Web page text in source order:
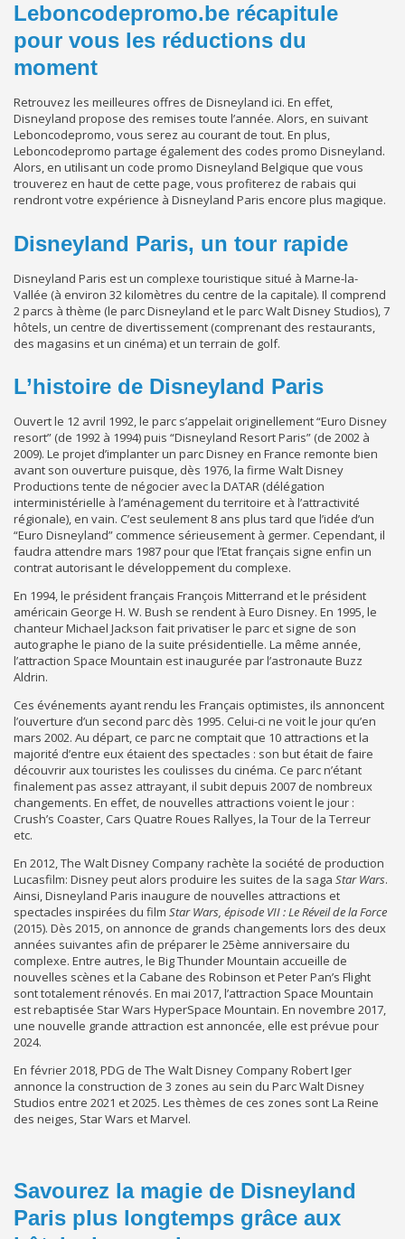
Leboncodepromo.be récapitule
pour vous les réductions du
moment
Retrouvez les meilleures offres de Disneyland ici. En effet,
Disneyland propose des remises toute l’année. Alors, en suivant
Leboncodepromo, vous serez au courant de tout. En plus,
Leboncodepromo partage également des codes promo Disneyland.
Alors, en utilisant un code promo Disneyland Belgique que vous
trouverez en haut de cette page, vous profiterez de rabais qui
rendront votre expérience à Disneyland Paris encore plus magique.
Disneyland Paris, un tour rapide
Disneyland Paris est un complexe touristique situé à Marne-la-
Vallée (à environ 32 kilomètres du centre de la capitale). Il comprend
2 parcs à thème (le parc Disneyland et le parc Walt Disney Studios), 7
hôtels, un centre de divertissement (comprenant des restaurants,
des magasins et un cinéma) et un terrain de golf.
L’histoire de Disneyland Paris
Ouvert le 12 avril 1992, le parc s’appelait originellement “Euro Disney
resort” (de 1992 à 1994) puis “Disneyland Resort Paris” (de 2002 à
2009). Le projet d’implanter un parc Disney en France remonte bien
avant son ouverture puisque, dès 1976, la firme Walt Disney
Productions tente de négocier avec la DATAR (délégation
interministérielle à l’aménagement du territoire et à l’attractivité
régionale), en vain. C’est seulement 8 ans plus tard que l’idée d’un
“Euro Disneyland” commence sérieusement à germer. Cependant, il
faudra attendre mars 1987 pour que l’Etat français signe enfin un
contrat autorisant le développement du complexe.
En 1994, le président français François Mitterrand et le président
américain George H. W. Bush se rendent à Euro Disney. En 1995, le
chanteur Michael Jackson fait privatiser le parc et signe de son
autographe le piano de la suite présidentielle. La même année,
l’attraction Space Mountain est inaugurée par l’astronaute Buzz
Aldrin.
Ces événements ayant rendu les Français optimistes, ils annoncent
l’ouverture d’un second parc dès 1995. Celui-ci ne voit le jour qu’en
mars 2002. Au départ, ce parc ne comptait que 10 attractions et la
majorité d’entre eux étaient des spectacles : son but était de faire
découvrir aux touristes les coulisses du cinéma. Ce parc n’étant
finalement pas assez attrayant, il subit depuis 2007 de nombreux
changements. En effet, de nouvelles attractions voient le jour :
Crush’s Coaster, Cars Quatre Roues Rallyes, la Tour de la Terreur
etc.
En 2012, The Walt Disney Company rachète la société de production
Lucasfilm: Disney peut alors produire les suites de la saga Star Wars.
Ainsi, Disneyland Paris inaugure de nouvelles attractions et
spectacles inspirées du film Star Wars, épisode VII : Le Réveil de la Force
(2015). Dès 2015, on annonce de grands changements lors des deux
années suivantes afin de préparer le 25ème anniversaire du
complexe. Entre autres, le Big Thunder Mountain accueille de
nouvelles scènes et la Cabane des Robinson et Peter Pan’s Flight
sont totalement rénovés. En mai 2017, l’attraction Space Mountain
est rebaptisée Star Wars HyperSpace Mountain. En novembre 2017,
une nouvelle grande attraction est annoncée, elle est prévue pour
2024.
En février 2018, PDG de The Walt Disney Company Robert Iger
annonce la construction de 3 zones au sein du Parc Walt Disney
Studios entre 2021 et 2025. Les thèmes de ces zones sont La Reine
des neiges, Star Wars et Marvel.
Savourez la magie de Disneyland
Paris plus longtemps grâce aux